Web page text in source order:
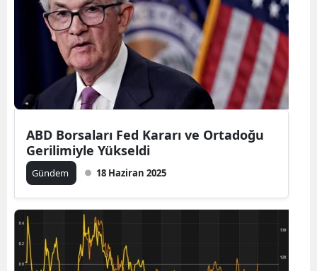
ABD Borsaları Fed Kararı ve Ortadoğu
Gerilimiyle Yükseldi
Gündem 18 Haziran 2025